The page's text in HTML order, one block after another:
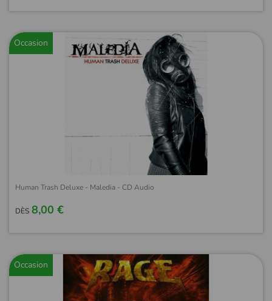
Occasion
Human Trash Deluxe - Maledia - CD Audio
DÈS 8,00 €
Occasion